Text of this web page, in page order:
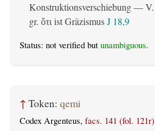
Konstruktionsverschiebung — V.
gr. ὅτι ist GräzismusJ 18,9
Status: not verified but unambiguous.
↑ Token: qemi
Codex Argenteus, facs. 141 (fol. 121r)